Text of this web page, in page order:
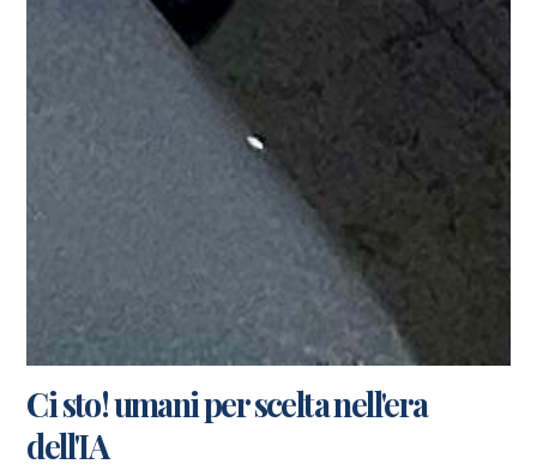
Ci sto! umani per scelta nell'era
dell'IA